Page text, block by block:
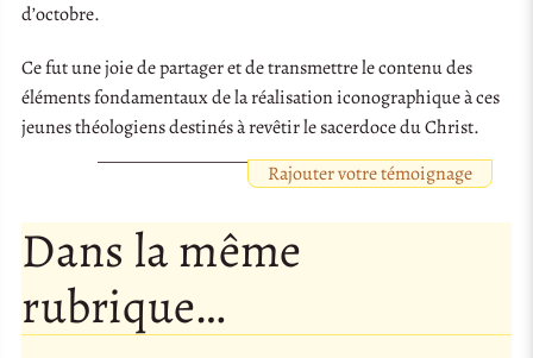
d’octobre.
Ce fut une joie de partager et de transmettre le contenu des
éléments fondamentaux de la réalisation iconographique à ces
jeunes théologiens destinés à revêtir le sacerdoce du Christ.
Rajouter votre témoignage
Dans la même
rubrique…